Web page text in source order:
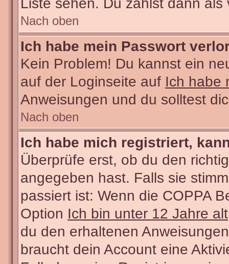
Nach oben
Ich habe mein Passwort
Kein Problem! Du kannst ein
auf der Loginseite auf Ich habe
Anweisungen und du solltest
Nach oben
Ich habe mich registriert,
Überprüfe erst, ob du den
angegeben hast. Falls sie
passiert ist: Wenn die COPPA
Option Ich bin unter 12 Jahre alt
du den erhaltenen
braucht dein Account eine